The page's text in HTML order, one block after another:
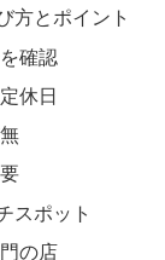
方とポイント
確認
休日
スポット
の店